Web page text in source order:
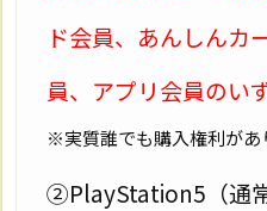
ド会員、あんしんカ
員、アプリ会員のい
※実質誰でも購入権利があ
②PlayStation5（通